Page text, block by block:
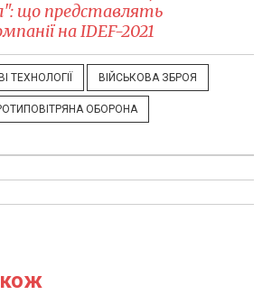
що представлять
на IDEF-2021
ТЕХНОЛОГІЇ ВІЙСЬКОВА ЗБРОЯ
ОБОРОНА